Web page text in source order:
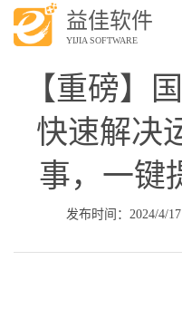
益佳软件
YIJIA SOFTWARE
【重磅】
快速解决
事，一键
发布时间：2024/4/